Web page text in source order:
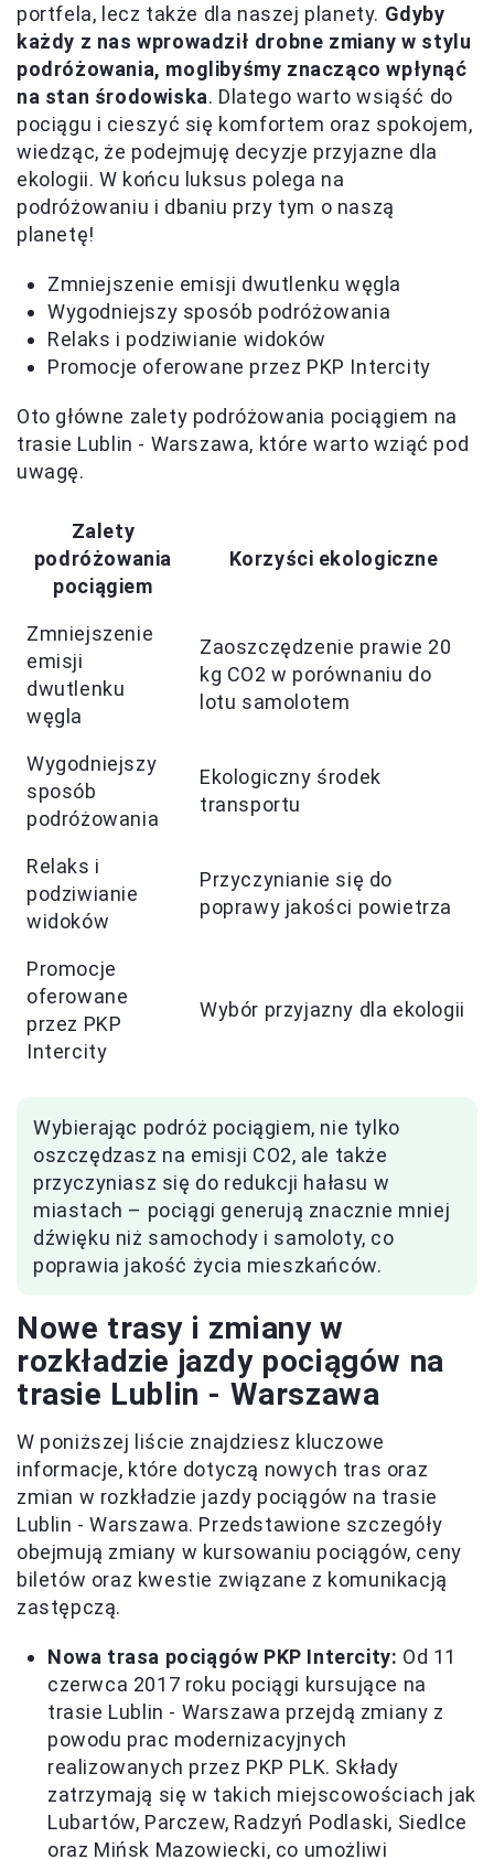
portfela, lecz także dla naszej planety. Gdyby
każdy z nas wprowadził drobne zmiany w stylu
podróżowania, moglibyśmy znacząco wpłynąć
na stan środowiska. Dlatego warto wsiąść do
pociągu i cieszyć się komfortem oraz spokojem,
wiedząc, że podejmuję decyzje przyjazne dla
ekologii. W końcu luksus polega na
podróżowaniu i dbaniu przy tym o naszą
planetę!
Zmniejszenie emisji dwutlenku węgla
Wygodniejszy sposób podróżowania
Relaks i podziwianie widoków
Promocje oferowane przez PKP Intercity
Oto główne zalety podróżowania pociągiem na
trasie Lublin - Warszawa, które warto wziąć pod
uwagę.
Zalety
podróżowania
pociągiem
Korzyści ekologiczne
Zmniejszenie
emisji
dwutlenku
węgla
Zaoszczędzenie prawie 20
kg CO2 w porównaniu do
lotu samolotem
Wygodniejszy
sposób
podróżowania
Ekologiczny środek
transportu
Relaks i
podziwianie
widoków
Przyczynianie się do
poprawy jakości powietrza
Promocje
oferowane
przez PKP
Intercity
Wybór przyjazny dla ekologii
Wybierając podróż pociągiem, nie tylko
oszczędzasz na emisji CO2, ale także
przyczyniasz się do redukcji hałasu w
miastach – pociągi generują znacznie mniej
dźwięku niż samochody i samoloty, co
poprawia jakość życia mieszkańców.
Nowe trasy i zmiany w
rozkładzie jazdy pociągów na
trasie Lublin - Warszawa
W poniższej liście znajdziesz kluczowe
informacje, które dotyczą nowych tras oraz
zmian w rozkładzie jazdy pociągów na trasie
Lublin - Warszawa. Przedstawione szczegóły
obejmują zmiany w kursowaniu pociągów, ceny
biletów oraz kwestie związane z komunikacją
zastępczą.
Nowa trasa pociągów PKP Intercity: Od 11
czerwca 2017 roku pociągi kursujące na
trasie Lublin - Warszawa przejdą zmiany z
powodu prac modernizacyjnych
realizowanych przez PKP PLK. Składy
zatrzymają się w takich miejscowościach jak
Lubartów, Parczew, Radzyń Podlaski, Siedlce
oraz Mińsk Mazowiecki, co umożliwi